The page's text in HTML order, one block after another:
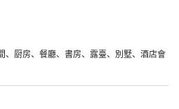
、厨房、餐廳、書房、露臺、別墅、酒店會